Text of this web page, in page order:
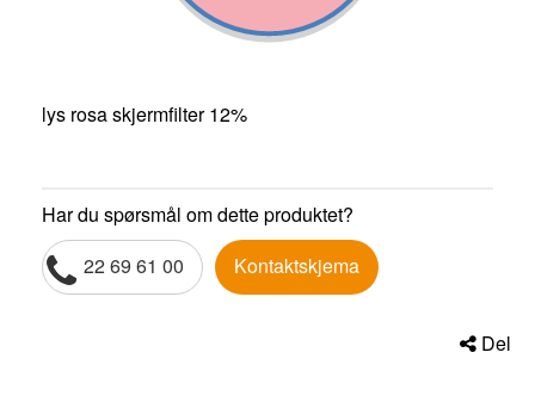
lys rosa skjermfilter 12%
Har du spørsmål om dette produktet?
22 69 61 00
Kontaktskjema
Del